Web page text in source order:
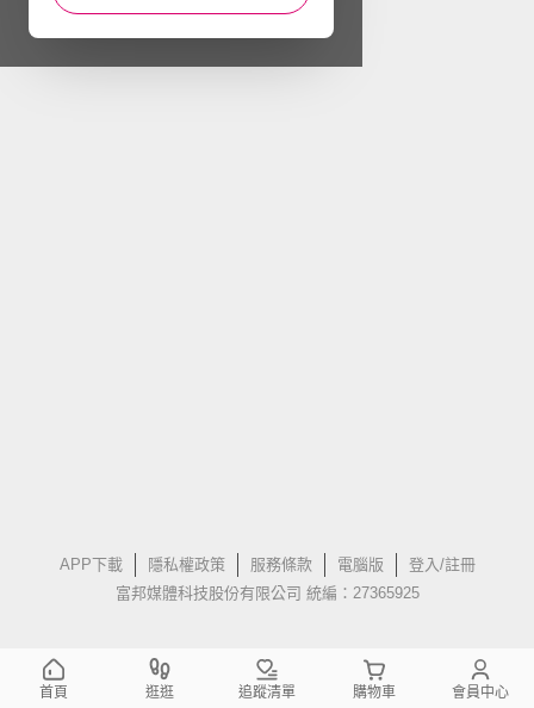
APP下載 隱私權政策 服務條款 電腦版
登入/註冊
富邦媒體科技股份有限公司 統編：27365925
首頁 逛逛 追蹤清單 購物車 會員中心